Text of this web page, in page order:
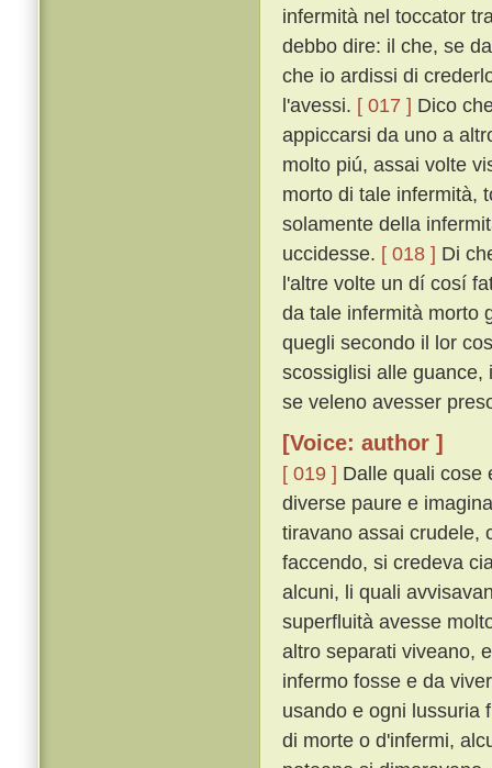
infermità nel toccator
debbo dire: il che, se
che io ardissi di
l'avessi. [ 017 ] Dico
appiccarsi da uno a
molto piú, assai volte
morto di tale infermità,
solamente della
uccidesse. [ 018 ] Di
l'altre volte un dí cosí
da tale infermità morto
quegli secondo il lor
scossiglisi alle guance,
se veleno avesser
[Voice: author ]
[ 019 ] Dalle quali cose
diverse paure e
tiravano assai crudele,
faccendo, si credeva
alcuni, li quali
superfluità avesse
altro separati viveano,
infermo fosse e da
usando e ogni lussuria
di morte o d'infermi,